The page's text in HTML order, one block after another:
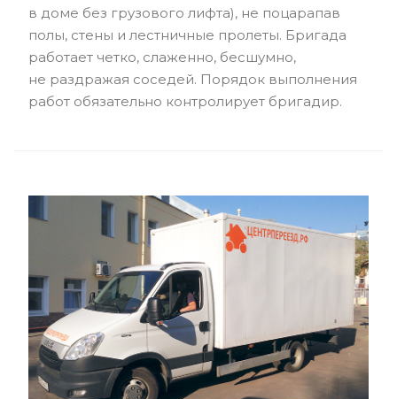
в доме без грузового лифта), не поцарапав
полы, стены и лестничные пролеты. Бригада
работает четко, слаженно, бесшумно,
не раздражая соседей. Порядок выполнения
работ обязательно контролирует бригадир.